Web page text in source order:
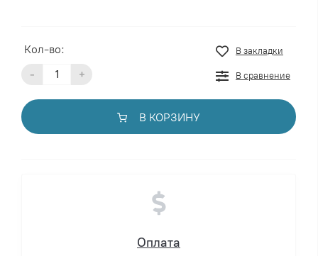
Кол-во:
- +
В закладки
В сравнение
В КОРЗИНУ
Оплата